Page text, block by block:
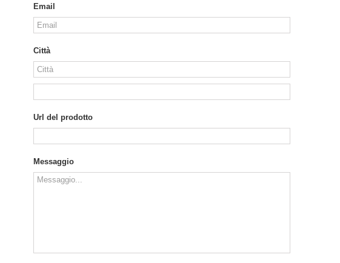
Email
Città
Url del prodotto
Messaggio